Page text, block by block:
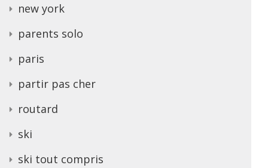
new york
parents solo
paris
partir pas cher
routard
ski
ski tout compris